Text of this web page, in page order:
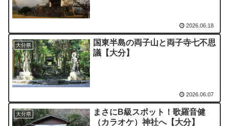
2026.06.18
大分県
国東半島の両子山と両子寺七不思
議【大分】
2026.06.07
大分県
まさにB級スポット！歌羅音健
（カラオケ）神社へ【大分】